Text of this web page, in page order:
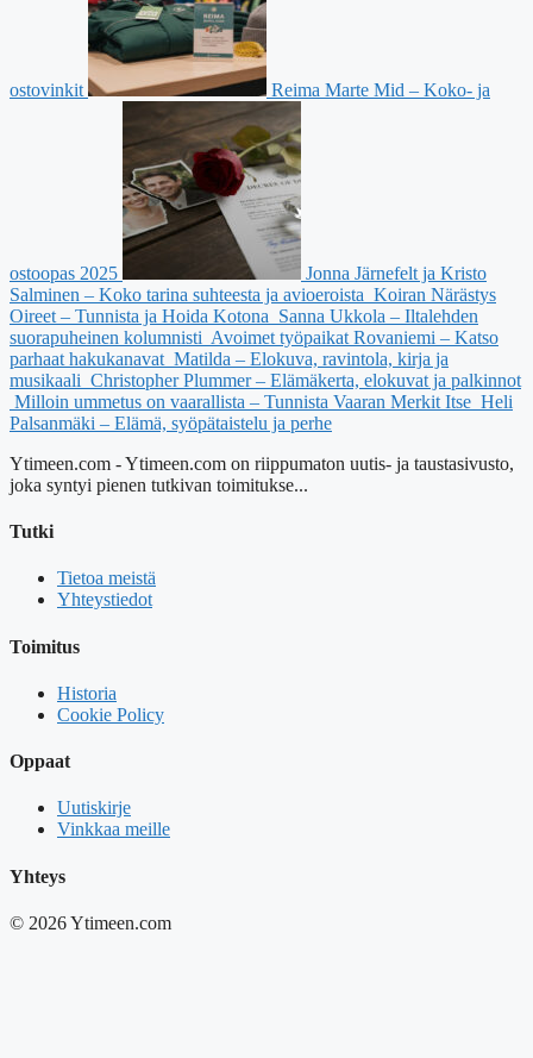
ostovinkit Reima Marte Mid – Koko- ja
ostoopas 2025
Jonna Järnefelt ja Kristo
Salminen – Koko tarina suhteesta ja avioeroista Koiran Närästys
Oireet – Tunnista ja Hoida Kotona Sanna Ukkola – Iltalehden
suorapuheinen kolumnisti Avoimet työpaikat Rovaniemi – Katso
parhaat hakukanavat Matilda – Elokuva, ravintola, kirja ja
musikaali Christopher Plummer – Elämäkerta, elokuvat ja palkinnot
Milloin ummetus on vaarallista – Tunnista Vaaran Merkit Itse Heli
Palsanmäki – Elämä, syöpätaistelu ja perhe
Ytimeen.com - Ytimeen.com on riippumaton uutis- ja taustasivusto,
joka syntyi pienen tutkivan toimitukse...
Tutki
Tietoa meistä
Yhteystiedot
Toimitus
Historia
Cookie Policy
Oppaat
Uutiskirje
Vinkkaa meille
Yhteys
© 2026 Ytimeen.com